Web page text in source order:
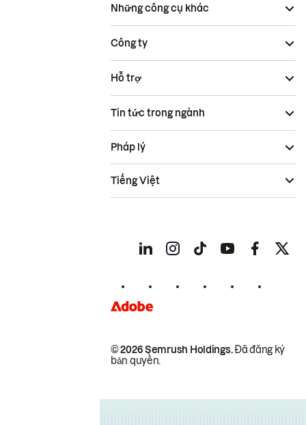
Những công cụ khác
Công ty
Hỗ trợ
Tin tức trong ngành
© 2026 Semrush Holdings.Đã đăng ký
bản quyền.
Pháp lý
Tiếng Việt